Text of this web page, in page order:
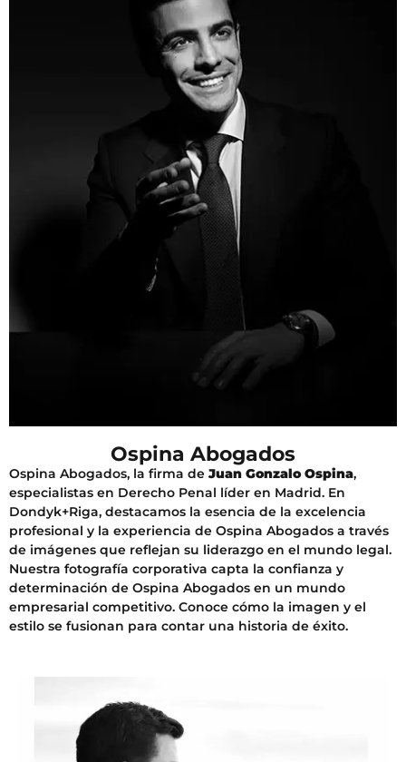
Ospina Abogados
Ospina Abogados, la firma deJuan Gonzalo Ospina,
especialistas en Derecho Penal líder en Madrid. En
Dondyk+Riga, destacamos la esencia de la excelencia
profesional y la experiencia de Ospina Abogados a través
de imágenes que reflejan su liderazgo en el mundo legal.
Nuestra fotografía corporativa capta la confianza y
determinación de Ospina Abogados en un mundo
empresarial competitivo. Conoce cómo la imagen y el
estilo se fusionan para contar una historia de éxito.